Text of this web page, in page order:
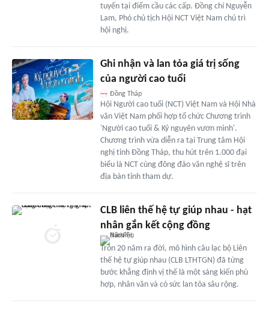
tuyến tại điểm cầu các cấp. Đồng chí Nguyễn
Lam, Phó chủ tịch Hội NCT Việt Nam chủ trì
hội nghị.
Ghi nhận và lan tỏa giá trị sống
của người cao tuổi
Đồng Tháp
Hội Người cao tuổi (NCT) Việt Nam và Hội Nhà
văn Việt Nam phối hợp tổ chức Chương trình
'Người cao tuổi & Kỷ nguyên vươn mình'.
Chương trình vừa diễn ra tại Trung tâm Hội
nghị tỉnh Đồng Tháp, thu hút trên 1.000 đại
biểu là NCT cùng đông đảo văn nghệ sĩ trên
địa bàn tỉnh tham dự.
CLB liên thế hệ tự giúp nhau - hạt
nhân gắn kết cộng đồng
Tròn 20 năm ra đời, mô hình câu lạc bộ Liên
thế hệ tự giúp nhau (CLB LTHTGN) đã từng
bước khẳng định vị thế là một sáng kiến phù
hợp, nhân văn và có sức lan tỏa sâu rộng.